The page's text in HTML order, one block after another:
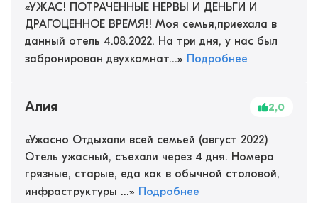
«УЖАС! ПОТРАЧЕННЫЕ НЕРВЫ И ДЕНЬГИ И
ДРАГОЦЕННОЕ ВРЕМЯ!! Моя семья,приехала в
данный отель 4.08.2022. На три дня, у нас был
забронирован двухкомнат...» Подробнее
Алия 2,0
«Ужасно Отдыхали всей семьей (август 2022)
Отель ужасный, съехали через 4 дня. Номера
грязные, старые, еда как в обычной столовой,
инфраструктуры ...» Подробнее